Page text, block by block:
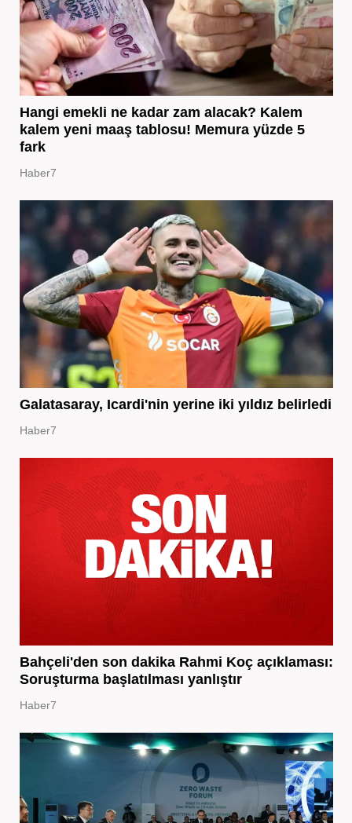
Hangi emekli ne kadar zam alacak? Kalem
kalem yeni maaş tablosu! Memura yüzde 5
fark
Haber7
Galatasaray, Icardi'nin yerine iki yıldız belirledi
Haber7
Bahçeli'den son dakika Rahmi Koç açıklaması:
Soruşturma başlatılması yanlıştır
Haber7